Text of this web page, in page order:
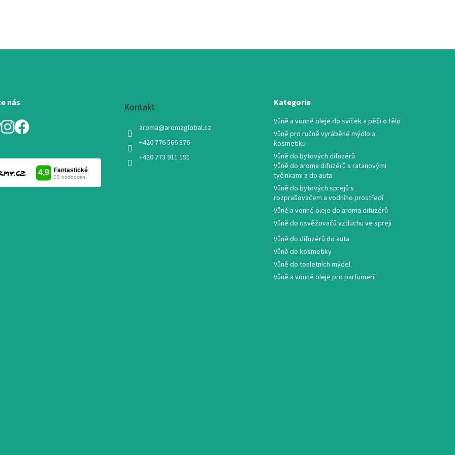
nás Kontakt
aroma@aromaglobal.cz
+420 776 566 876
+420 773 911 191
Kategorie
Vůně a vonné oleje do svíček a péči o tělo
Vůně pro ručně vyráběné mýdlo a
kosmetiku
Vůně do bytových difuzérů
Vůně do aroma difuzérů s ratanovými
tyčinkami a do auta
Vůně do bytových sprejů s
rozprašovačem a vodního prostředí
Vůně a vonné oleje do aroma difuzérů
Vůně do osvěžovačů vzduchu ve spreji
Vůně do difuzérů do auta
Vůně do kosmetiky
Vůně do toaletních mýdel
Vůně a vonné oleje pro parfumerii